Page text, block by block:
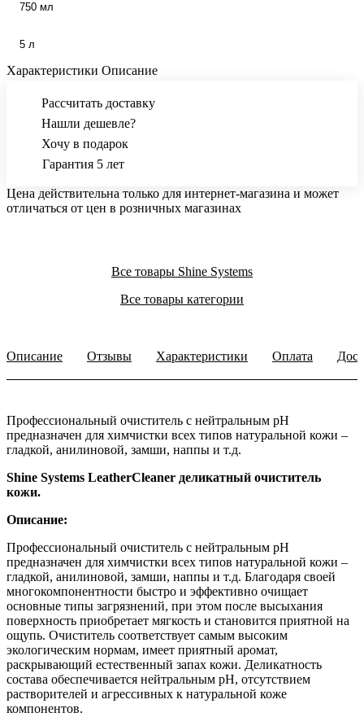
750 мл
5 л
Характеристики Описание
Рассчитать доставку
Нашли дешевле?
Хочу в подарок
Гарантия 5 лет
Цена действительна только для интернет-магазина и может
отличаться от цен в розничных магазинах
Все товары Shine Systems
Все товары категории
Описание Отзывы Характеристики Оплата
Профессиональный очиститель с нейтральным pH
предназначен для химчистки всех типов натуральной кожи –
гладкой, анилиновой, замши, наппы и т.д.
Shine Systems LeatherCleaner деликатный очиститель
кожи.
Описание:
Профессиональный очиститель с нейтральным pH
предназначен для химчистки всех типов натуральной кожи –
гладкой, анилиновой, замши, наппы и т.д. Благодаря своей
многокомпонентности быстро и эффективно очищает
основные типы загрязнений, при этом после высыхания
поверхность приобретает мягкость и становится приятной на
ощупь. Очиститель соответствует самым высоким
экологическим нормам, имеет приятный аромат,
раскрывающий естественный запах кожи. Деликатность
состава обеспечивается нейтральным pH, отсутствием
растворителей и агрессивных к натуральной коже
компонентов.